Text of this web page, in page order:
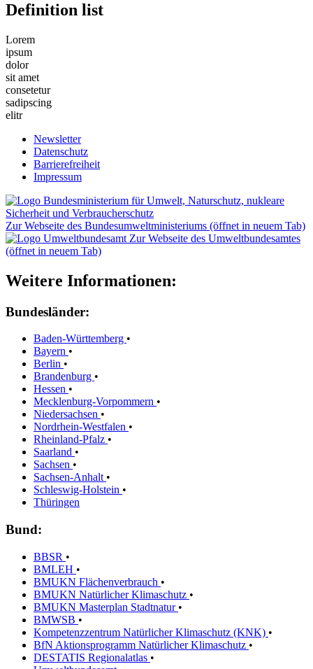
Definition list
Lorem
ipsum
dolor
sit amet
consetetur
sadipscing
elitr
Newsletter
Datenschutz
Barrierefreiheit
Impressum
Zur Webseite des Bundesumweltministeriums (öffnet in neuem Tab)
Zur Webseite des Umweltbundesamtes
(öffnet in neuem Tab)
Weitere Informationen:
Bundesländer:
Baden-Württemberg •
Bayern •
Berlin •
Brandenburg •
Hessen •
Mecklenburg-Vorpommern •
Niedersachsen •
Nordrhein-Westfalen •
Rheinland-Pfalz •
Saarland •
Sachsen •
Sachsen-Anhalt •
Schleswig-Holstein •
Thüringen
Bund:
BBSR •
BMLEH •
BMUKN Flächenverbrauch •
BMUKN Natürlicher Klimaschutz •
BMUKN Masterplan Stadtnatur •
BMWSB •
Kompetenzzentrum Natürlicher Klimaschutz (KNK) •
BfN Aktionsprogramm Natürlicher Klimaschutz •
DESTATIS Regionalatlas •